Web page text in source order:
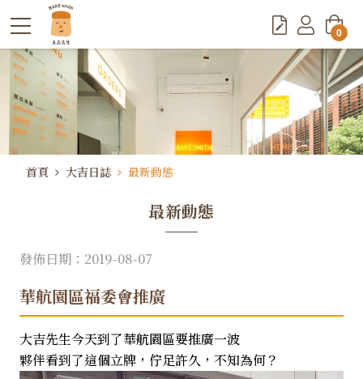
首頁 大吉日誌 最新動態
最新動態
發佈日期：2019-08-07
華航園區福委會推廣
大吉先生今天到了華航園區要推廣一波
夥伴看到了這個立牌，佇足許久，不知為何？
0